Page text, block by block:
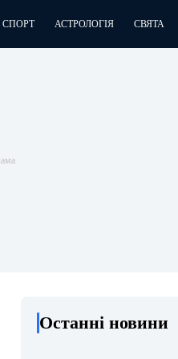
СПОРТ АСТРОЛОГІЯ СВЯТА
Останні новини